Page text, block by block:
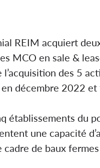
REIM acquiert
MCO en sale &
l’acquisition des 5
en décembre 2022
établissements du
une capacité
cadre de baux